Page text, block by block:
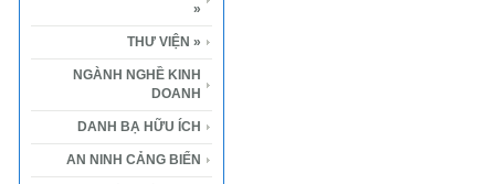
»
THƯ VIỆN »
NGÀNH NGHỀ KINH
DOANH
DANH BẠ HỮU ÍCH
AN NINH CẢNG BIỂN